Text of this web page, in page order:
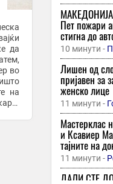
да
во
на
Пет пожари
стигна до
10 минути -
Лишен од
пријавен за
женско лице
11 минути -
Мастерклас
и Ксавиер
тајните на
11 минути -
ДАЛИ СТЕ